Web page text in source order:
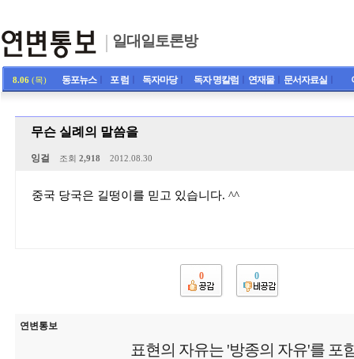
일대일토론방
8.06 (목) 동포뉴스ㅣ 포 럼 독자마당ㅣ 독자 명칼럼 연재물ㅣ 문서자료실
무슨 실례의 말씀을
잉걸 조회 2,918 2012.08.30
중국 당국은 길떵이를 믿고 있습니다. ^^
0 0
연변통보
표현의 자유는 '방종의 자유'를 포